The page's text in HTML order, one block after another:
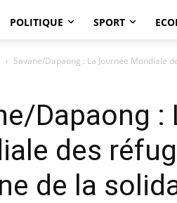
POLITIQUE SPORT
Savane/Dapaong : La Journée Mondiale
Dapaong :
des
de la